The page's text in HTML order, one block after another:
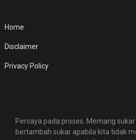
Home
Disclaimer
Privacy Policy
Percaya pada proses. Memang
bertambah sukar apabila kita tidak